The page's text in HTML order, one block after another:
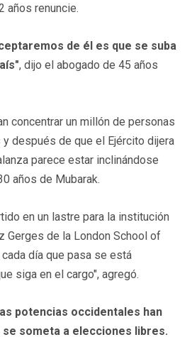
años renuncie.
de él es que se suba
, dijo el abogado de 45 años
concentrar un millón de personas
después de que el Ejército dijera
parece estar inclinándose
años de Mubarak.
en un lastre para la institución
Gerges de la London School of
día que pasa se está
siga en el cargo", agregó.
potencias occidentales han
se someta a elecciones libres.